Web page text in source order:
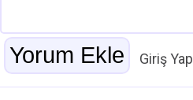
Giriş Yap